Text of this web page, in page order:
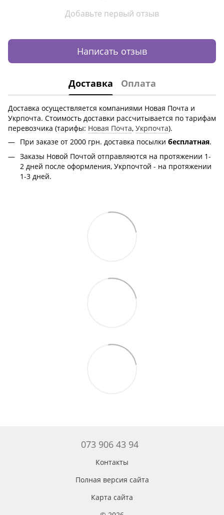
Добавьте первый отзыв
Написать отзыв
Доставка Оплата
Доставка осуществляется компаниями Новая Почта и
Укрпочта. Стоимость доставки рассчитывается по тарифам
перевозчика (тарифы: Новая Почта, Укрпочта).
При заказе от 2000 грн. доставка посылки бесплатная.
Заказы Новой Почтой отправляются на протяжении 1-
2 дней после оформления, Укрпочтой - на протяжении
1-3 дней.
073 906 43 94
Контакты
Полная версия сайта
Карта сайта